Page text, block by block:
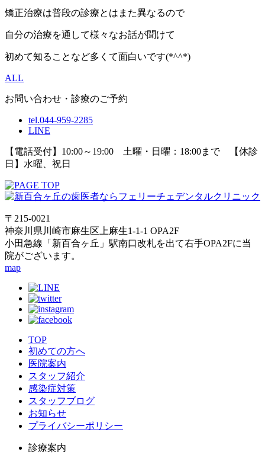
矯正治療は普段の診療とはまた異なるので
自分の治療を通して様々なお話が聞けて
初めて知ることなど多くて面白いです(*^^*)
ALL
お問い合わせ・診療のご予約
tel.044-959-2285
LINE
【電話受付】10:00～19:00 土曜・日曜：18:00まで 【休診
日】水曜、祝日
〒215-0021
神奈川県川崎市麻生区上麻生1-1-1 OPA2F
小田急線「新百合ヶ丘」駅南口改札を出て右手OPA2Fに当
院がございます。
map
TOP
初めての方へ
医院案内
スタッフ紹介
感染症対策
スタッフブログ
お知らせ
プライバシーポリシー
診療案内